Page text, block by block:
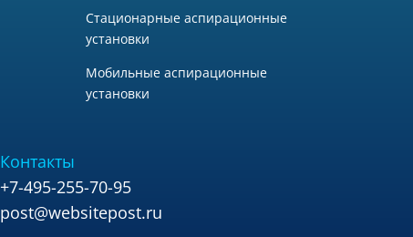
Стационарные аспирационные
установки
Мобильные аспирационные
установки
Контакты
+7-495-255-70-95
post@websitepost.ru